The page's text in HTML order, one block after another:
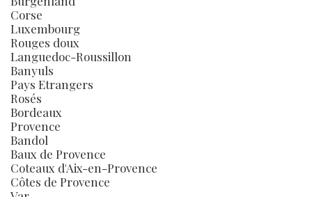
Corse
Luxembourg
Rouges doux
Languedoc-Roussillon
Banyuls
Pays Etrangers
Rosés
Bordeaux
Provence
Bandol
Baux de Provence
Coteaux d'Aix-en-Provence
Côtes de Provence